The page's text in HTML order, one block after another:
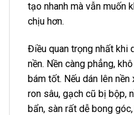
tạo nhanh mà vẫn muốn
chịu hơn.
Điều quan trọng nhất khi
nền. Nền càng phẳng,
bám tốt. Nếu dán lên
ron sâu, gạch cũ bị bộp,
bẩn, sàn rất dễ bong